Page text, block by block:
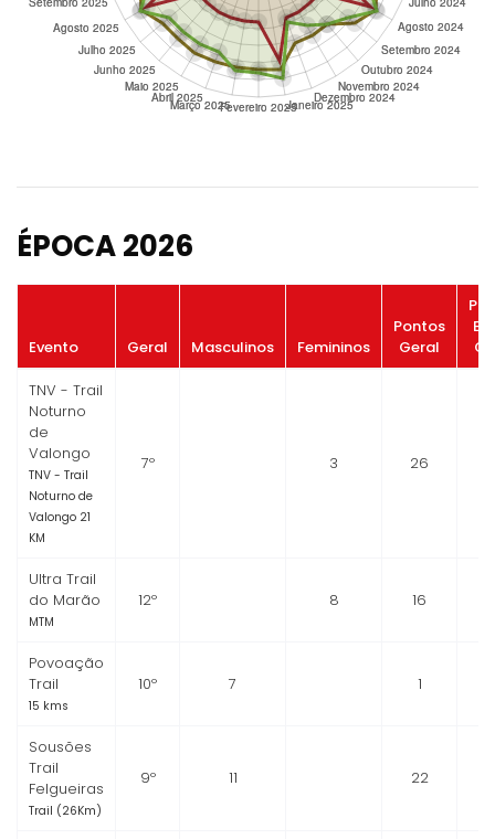
ÉPOCA 2026
Evento Geral Masculinos Femininos
Pontos
Geral
TNV - Trail
Noturno
de
Valongo
TNV - Trail
Noturno de
Valongo 21
KM
7º 3 26
Ultra Trail
do Marão
MTM
12º 8 16
Povoação
Trail
15 kms
10º 7 1
Sousões
Trail
Felgueiras
Trail (26Km)
9º 11 22